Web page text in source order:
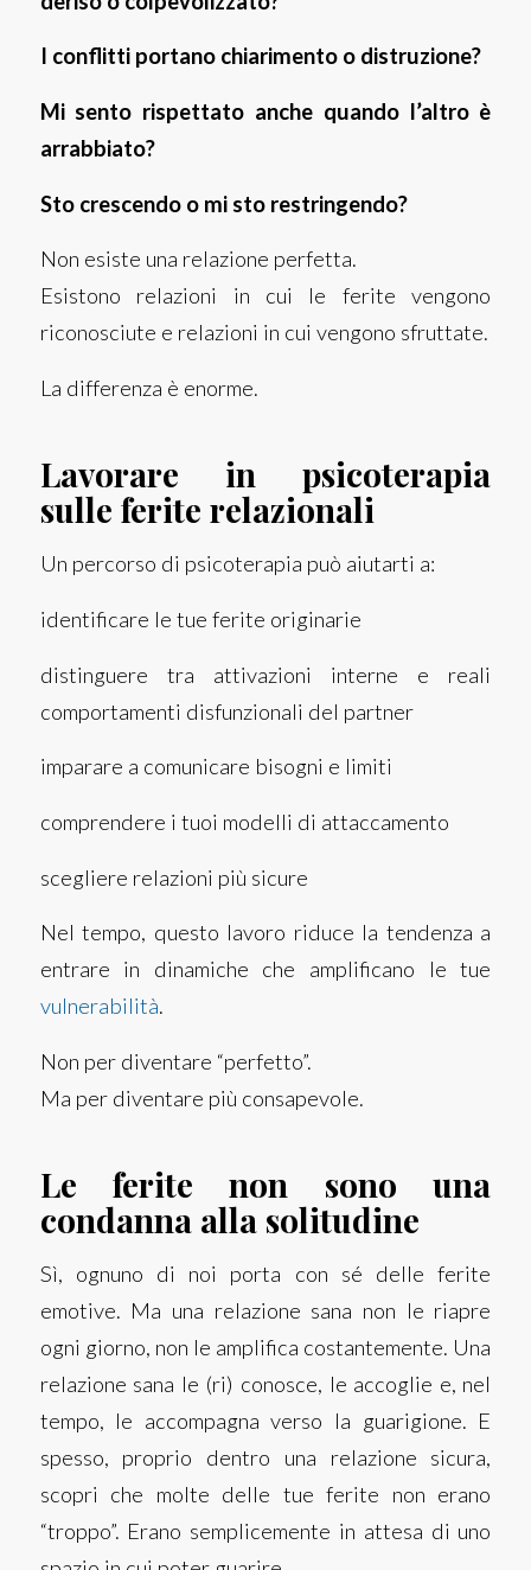
I conflitti portano chiarimento o distruzione?
Mi sento rispettato anche quando l’altro è
arrabbiato?
Sto crescendo o mi sto restringendo?
Non esiste una relazione perfetta.
Esistono relazioni in cui le ferite vengono
riconosciute e relazioni in cui vengono sfruttate.
La differenza è enorme.
Lavorare in psicoterapia
sulle ferite relazionali
Un percorso di psicoterapia può aiutarti a:
identificare le tue ferite originarie
distinguere tra attivazioni interne e reali
comportamenti disfunzionali del partner
imparare a comunicare bisogni e limiti
comprendere i tuoi modelli di attaccamento
scegliere relazioni più sicure
Nel tempo, questo lavoro riduce la tendenza a
entrare in dinamiche che amplificano le tue
vulnerabilità.
Non per diventare “perfetto”.
Ma per diventare più consapevole.
Le ferite non sono una
condanna alla solitudine
Sì, ognuno di noi porta con sé delle ferite
emotive. Ma una relazione sana non le riapre
ogni giorno, non le amplifica costantemente. Una
relazione sana le (ri) conosce, le accoglie e, nel
tempo, le accompagna verso la guarigione. E
spesso, proprio dentro una relazione sicura,
scopri che molte delle tue ferite non erano
“troppo”. Erano semplicemente in attesa di uno